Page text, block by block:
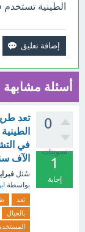
الطينية تستخدم
أسئلة مشابهة
0
تصويتات
1
إجابة
تعد
في
الآف
سُئل فبراير
بواسطة
تعد
بالحبال